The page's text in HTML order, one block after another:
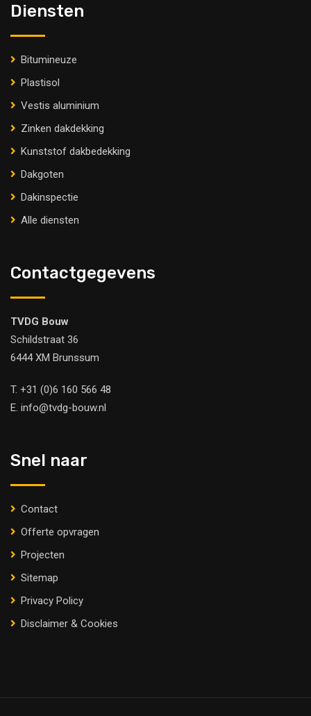
Diensten
Bitumineuze
Plastisol
Vestis aluminium
Zinken dakdekking
Kunststof dakbedekking
Dakgoten
Dakinspectie
Alle diensten
Contactgegevens
TVDG Bouw
Schildstraat 36
6444 XM Brunssum
T. +31 (0)6 160 566 48
E. info@tvdg-bouw.nl
Snel naar
Contact
Offerte opvragen
Projecten
Sitemap
Privacy Policy
Disclaimer & Cookies